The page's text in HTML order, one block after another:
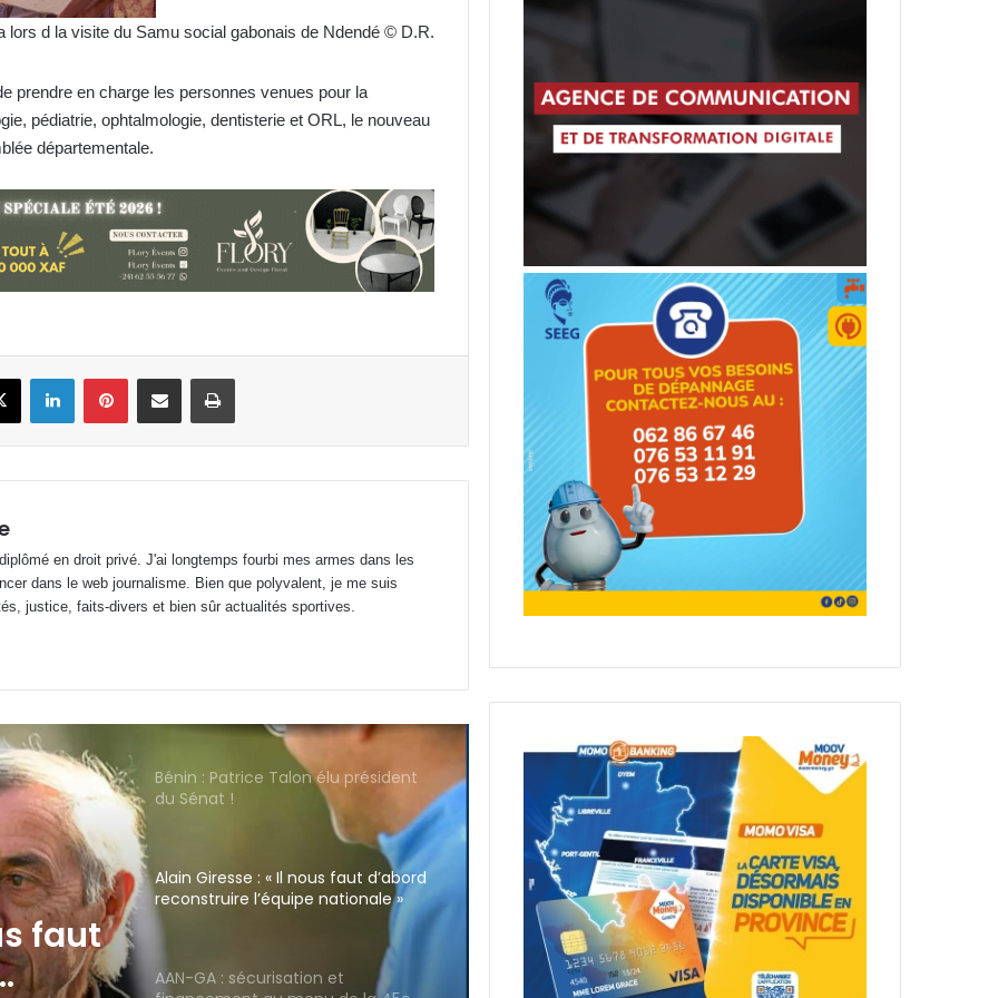
lors d la visite du Samu social gabonais de Ndendé © D.R.
prendre en charge les personnes venues pour la
pédiatrie, ophtalmologie, dentisterie et ORL, le nouveau
départementale.
X LinkedinPinterestPartager par email Imprimer
en droit privé. J'ai longtemps fourbi mes armes dans les
dans le web journalisme. Bien que polyvalent, je me suis
justice, faits-divers et bien sûr actualités sportives.
et
de
mois, une écogarde décède !
Football : le cas Medwin Biteghe
peut-il rendre réticents les
Gabon : déjà plus de 12 443 décès
enregistrés depuis janvier 2026 !
Fondation Horizons Nouveaux : la
Gabon : Wilfried Okoumba placé
sous mandat de dépôt !
du Sénat !
Alain Giresse : « Il nous faut d’abord
reconstruire l’équipe nationale »
AAN-GA : sécurisation et
financement au menu de la 45e
session
Prix de l’essence : Gabon, 2e pays